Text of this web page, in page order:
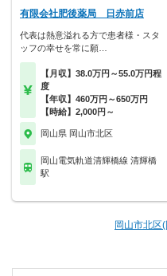
有限会社肥後薬局 日赤前店
代表は熱意溢れる方で患者様・スタ
ッフの幸せを常に願…
【月収】38.0万円～55.0万円程
度
【年収】460万円～650万円
【時給】2,000円～
岡山県 岡山市北区
岡山電気軌道清輝橋線 清輝橋
駅
岡山市北区